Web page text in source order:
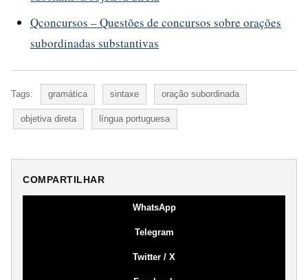
Qconcursos – Questões de concursos sobre orações
subordinadas substantivas
Tags: gramática sintaxe oração subordinada
objetiva direta língua portuguesa
COMPARTILHAR
WhatsApp
Telegram
Twitter / X